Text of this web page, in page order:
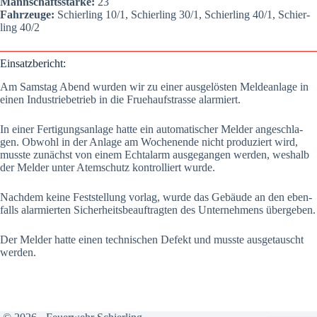
Fahr­zeu­ge: Schier­ling 10/1, Schier­ling 30/1, Schier­ling 40/1, Schier­
ling 40/2
Ein­satz­be­richt:
Am Sams­tag Abend wur­den wir zu einer aus­ge­lös­ten Mel­de­an­la­ge in
einen Indus­trie­be­trieb in die Frueh­auf­stras­se alar­miert.
In einer Fer­ti­gungs­an­la­ge hat­te ein auto­ma­ti­scher Mel­der ange­schla­
gen. Obwohl in der Anla­ge am Wochen­en­de nicht pro­du­ziert wird,
muss­te zunächst von einem Ech­t­alarm aus­ge­gan­gen wer­den, wes­halb
der Mel­der unter Atem­schutz kon­trol­liert wur­de.
Nach­dem kei­ne Fest­stel­lung vor­lag, wur­de das Gebäu­de an den eben­
falls alar­mier­ten Sicher­heits­be­auf­trag­ten des Unter­neh­mens über­ge­ben.
Der Mel­der hat­te einen tech­ni­schen Defekt und muss­te aus­ge­tauscht
wer­den.